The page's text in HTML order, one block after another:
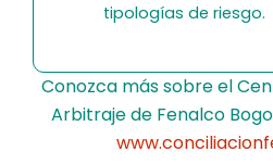
tipologías de riesgo.
Conozca más sobre el
Arbitraje de Fenalco